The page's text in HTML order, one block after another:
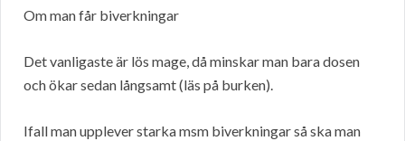
Om man får biverkningar
Det vanligaste är lös mage, då minskar man bara dosen
och ökar sedan långsamt (läs på burken).
Ifall man upplever starka msm biverkningar så ska man